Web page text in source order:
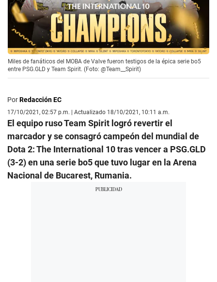
Miles de fanáticos del MOBA de Valve fueron testigos de la épica serie bo5
entre PSG.GLD y Team Spirit. (Foto: @Team__Spirit)
PorRedacción EC
17/10/2021, 02:57 p.m. | Actualizado 18/10/2021, 10:11 a.m.
El equipo ruso Team Spirit logró revertir el
marcador y se consagró campeón del mundial de
Dota 2: The International 10 tras vencer a PSG.GLD
(3-2) en una serie bo5 que tuvo lugar en la Arena
Nacional de Bucarest, Rumania.